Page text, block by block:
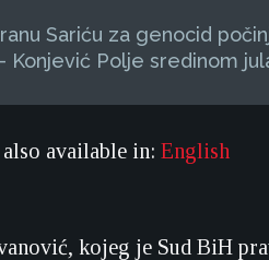
Sariću za genocid
Konjević Polje sredinom
available in: English
kojeg je Sud BiH